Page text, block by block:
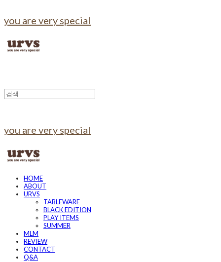
you are very special
you are very special
HOME
ABOUT
URVS
TABLEWARE
BLACK EDITION
PLAY ITEMS
SUMMER
MLM
REVIEW
CONTACT
Q&A